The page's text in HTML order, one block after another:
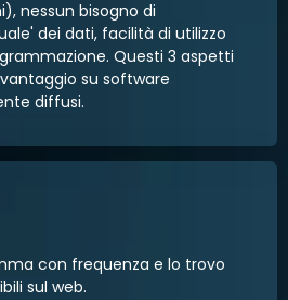
nessun bisogno di
dei dati, facilità di utilizzo
Questi 3 aspetti
su software
diffusi.
con frequenza e lo trovo
sul web.